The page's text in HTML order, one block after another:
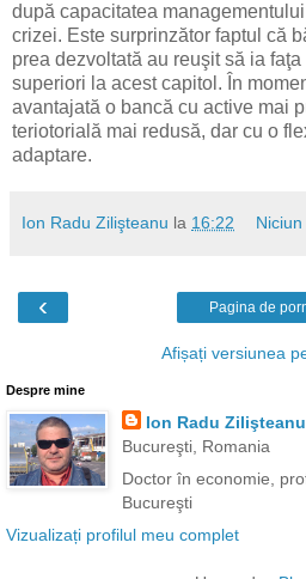
după capacitatea
crizei. Este surprinzător faptul că
prea dezvoltată au reuşit să ia
superiori la acest capitol. În
avantajată o bancă cu active mai
teriotorială mai redusă, dar cu o
adaptare.
Ion Radu Zilişteanu la 16:22
‹ Pagina de
Afișați versiunea
Despre mine
Ion Radu Zilişteanu
Bucureşti, Romania
Doctor în economie,
Bucureşti
Vizualizați profilul meu complet